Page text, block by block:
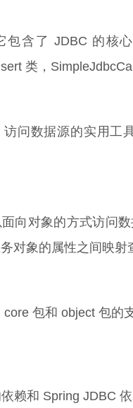
包含了 JDBC 的核
类，
访问数据源的实用工
向对象的方式访问
对象的属性之间映射
包和 object 包的
赖和 Spring JDBC